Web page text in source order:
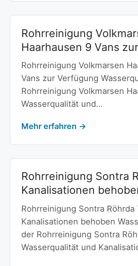
Rohrreinigung
Haarhausen 9 Vans
Rohrreinigung Volkmarsen
Vans zur Verfügung
Rohrreinigung Volkmarsen
Wasserqualität und…
Mehr erfahren →
Rohrreinigung Sontra
Kanalisationen
Rohrreinigung Sontra Röhrda
Kanalisationen behoben
der Rohrreinigung Sontra
Wasserqualität und